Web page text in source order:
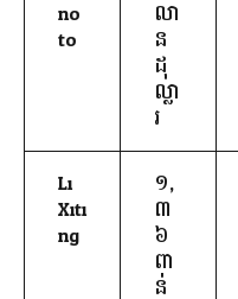
no
to
លា
ន
ដុ
ល្លា
រ
Li
Xiti
ng
១,
៣
៦
ពា
ន់